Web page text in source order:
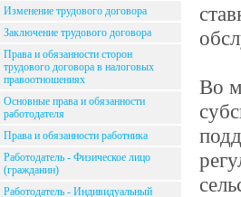
Изменение трудового договора
Заключение трудового договора
Права и обязанности сторон
трудового договора в налоговых
правоотношениях
Основные права и обязанности
работодателя
Права и обязанности работника
Работодатель - Физическое лицо
(гражданин)
Работодатель - Индивидуальный
Во